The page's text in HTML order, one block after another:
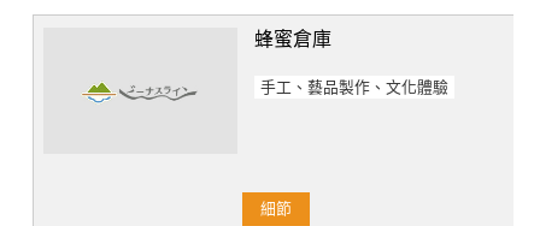
蜂蜜倉庫
手工、藝品製作、文化體驗
細節